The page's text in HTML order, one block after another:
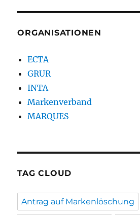
ORGANISATIONEN
ECTA
GRUR
INTA
Markenverband
MARQUES
TAG CLOUD
Antrag auf Markenlöschung